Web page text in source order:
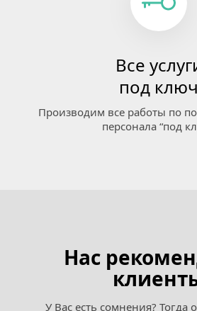
Все
под ключ
Производим все работы по
персонала “под
Нас
У Вас есть сомнения? Тогда